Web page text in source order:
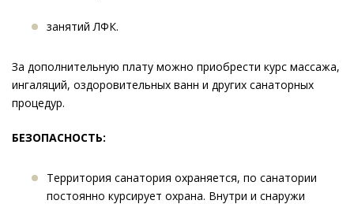
занятий ЛФК.
За дополнительную плату можно приобрести курс массажа,
ингаляций, оздоровительных ванн и других cанаторных
процедур.
БЕЗОПАСНОСТЬ:
Территория санатория охраняется, по санатории
постоянно курсирует охрана. Внутри и снаружи